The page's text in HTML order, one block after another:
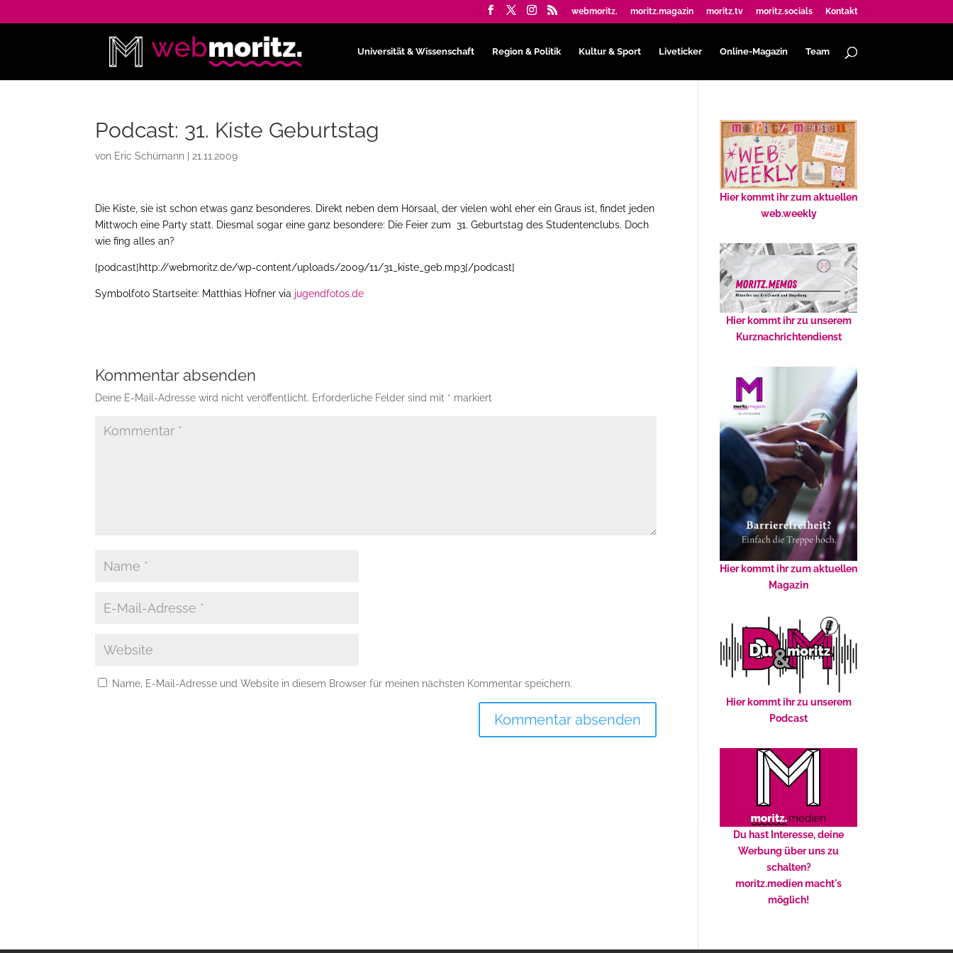
webmoritz. moritz.magazin moritz.tv moritz.socials Kontakt
Universität & Wissenschaft Region & Politik Kultur & Sport Liveticker Online-Magazin Team
Podcast: 31. Kiste Geburtstag
von Eric Schümann 21.11.2009
Die Kiste, sie ist schon etwas ganz besonderes. Direkt neben dem Hörsaal, der vielen wohl eher ein Graus ist, findet jeden
Mittwoch eine Party statt. Diesmal sogar eine ganz besondere: Die Feier zum 31. Geburtstag des Studentenclubs. Doch
wie fing alles an?
[podcast]http://webmoritz.de/wp-content/uploads/2009/11/31_kiste_geb.mp3[/podcast]
Symbolfoto Startseite: Matthias Hofner via jugendfotos.de
Kommentar absenden
Deine E-Mail-Adresse wird nicht veröffentlicht. Erforderliche Felder sind mit * markiert
Name, E-Mail-Adresse und Website in diesem Browser für meinen nächsten Kommentar speichern.
Hier kommt ihr zum aktuellen
web.weekly
Hier kommt ihr zu unserem
Kurznachrichtendienst
Hier kommt ihr zum aktuellen
Magazin
Hier kommt ihr zu unserem
Podcast
Du hast Interesse, deine
Werbung über uns zu
schalten?
moritz.medien macht's
möglich!